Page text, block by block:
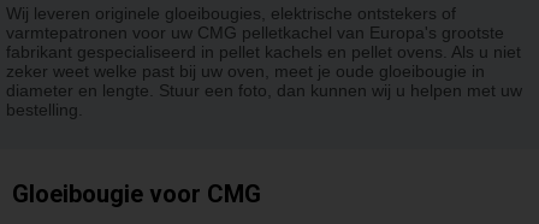
Wij leveren originele gloeibougies, elektrische ontstekers of
varmtepatronen voor uw CMG pelletkachel van Europa's grootste
fabrikant gespecialiseerd in pellet kachels en pellet ovens. Als u niet
zeker weet welke past bij uw oven, meet je oude gloeibougie in
diameter en lengte. Stuur een foto, dan kunnen wij u helpen met uw
bestelling.
Gloeibougie voor CMG